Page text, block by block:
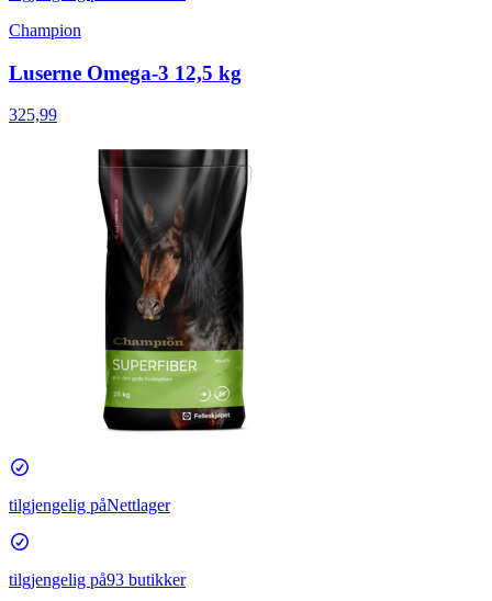
Champion
Luserne Omega-3 12,5 kg
325,99
tilgjengelig påNettlager
tilgjengelig på93 butikker